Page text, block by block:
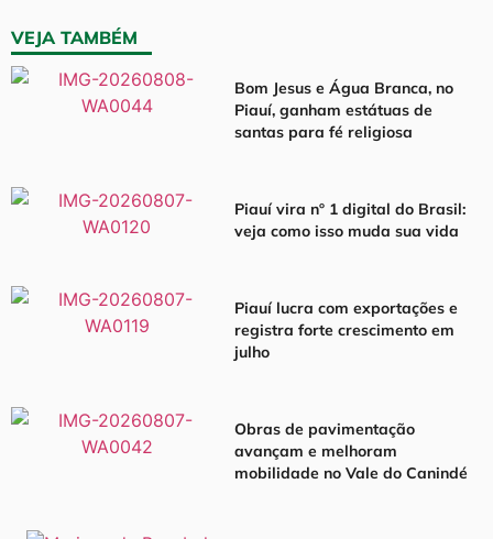
VEJA TAMBÉM
Bom Jesus e Água Branca, no
Piauí, ganham estátuas de
santas para fé religiosa
Piauí vira nº 1 digital do Brasil:
veja como isso muda sua vida
Piauí lucra com exportações e
registra forte crescimento em
julho
Obras de pavimentação
avançam e melhoram
mobilidade no Vale do Canindé